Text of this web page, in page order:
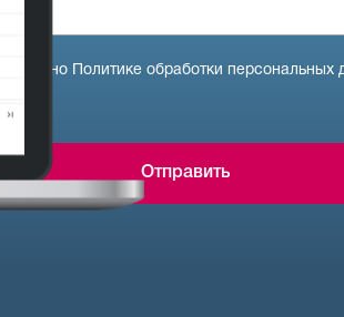
Политике обработки персональных
Отправить